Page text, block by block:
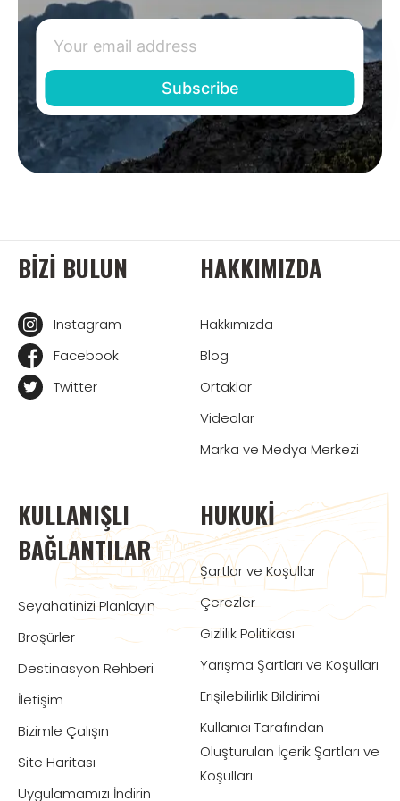
BIZI BULUN
Instagram
Facebook
Twitter
HAKKIMIZDA
Hakkımızda
Blog
Ortaklar
Videolar
Marka ve Medya Merkezi
KULLANIŞLI
BAĞLANTILAR
Seyahatinizi Planlayın
Broşürler
Destinasyon Rehberi
İletişim
Bizimle Çalışın
Site Haritası
Uygulamamızı İndirin
HUKUKI
Şartlar ve Koşullar
Çerezler
Gizlilik Politikası
Yarışma Şartları ve Koşulları
Erişilebilirlik Bildirimi
Kullanıcı Tarafından
Oluşturulan İçerik Şartları ve
Koşulları